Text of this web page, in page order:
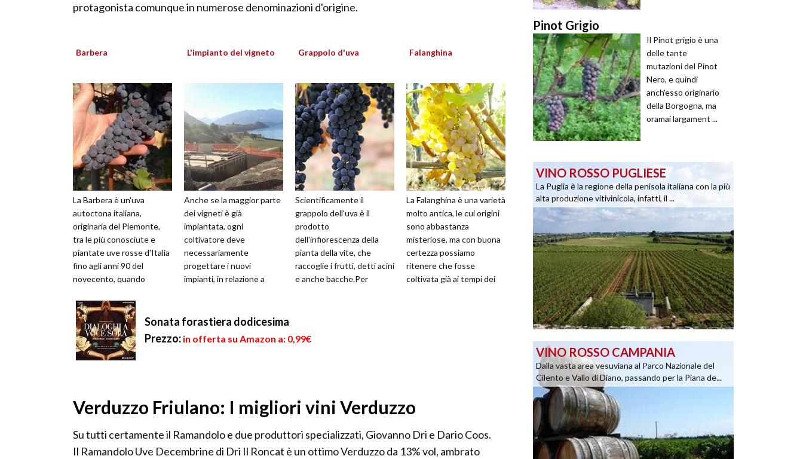
protagonista comunque in numerose denominazioni d'origine.
Barbera
La Barbera è un'uva
autoctona italiana,
originaria del Piemonte,
tra le più conosciute e
piantate uve rosse d'Italia
fino agli anni 90 del
novecento, quando
autoctone del sud, dove ...
L'impianto del vigneto
Anche se la maggior parte
dei vigneti è già
impiantata, ogni
coltivatore deve
necessariamente
progettare i nuovi
impianti, in relazione a
vecchi ormai i...
Grappolo d'uva
Scientificamente il
grappolo dell'uva è il
prodotto
dell'infiorescenza della
pianta della vite, che
raccoglie i frutti, detti acini
e anche bacche.Per
Falanghina
La Falanghina è una varietà
molto antica, le cui origini
sono abbastanza
misteriose, ma con buona
certezza possiamo
ritenere che fosse
coltivata già ai tempi dei
Sonata forastiera dodicesima
Prezzo: in offerta su Amazon a: 0,99€
Verduzzo Friulano: I migliori vini Verduzzo
Su tutti certamente il Ramandolo e due produttori specializzati, Giovanno Dri e Dario Coos.
Il Ramandolo Uve Decembrine di Dri Il Roncat è un ottimo Verduzzo da 13% vol, ambrato
Pinot Grigio
Il Pinot grigio è una
delle tante
mutazioni del Pinot
Nero, e quindi
anch'esso originario
della Borgogna, ma
oramai largament ...
VINO ROSSO PUGLIESE
La Puglia è la regione della penisola italiana con la più
alta produzione vitivinicola, infatti, il ...
VINO ROSSO CAMPANIA
Dalla vasta area vesuviana al Parco Nazionale del
Cilento e Vallo di Diano, passando per la Piana de...